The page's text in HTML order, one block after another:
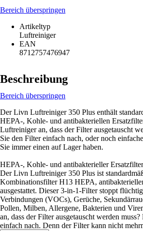
Bereich überspringen
Artikeltyp
Luftreiniger
EAN
8712757476947
Beschreibung
Bereich überspringen
Der Livn Luftreiniger 350 Plus enthält
HEPA-, Kohle- und antibakteriellen
Luftreiniger an, dass der Filter ausgetauscht
Sie den Filter einfach nach, oder noch
Sie immer einen auf Lager haben.
HEPA-, Kohle- und antibakterieller Ersatzfilter
Der Livn Luftreiniger 350 Plus ist
Kombinationsfilter H13 HEPA,
ausgestattet. Dieser 3-in-1-Filter stoppt
Verbindungen (VOCs), Gerüche,
Pollen, Milben, Allergene, Bakterien und
an, dass der Filter ausgetauscht werden
einfach nach. Denn der Filter kann nicht